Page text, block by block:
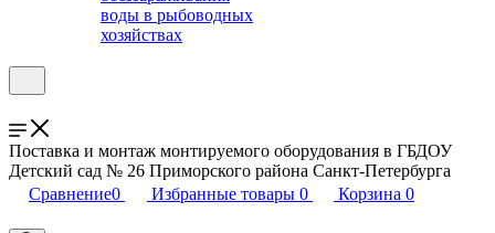
воды в рыбоводных
хозяйствах
Поставка и монтаж монтируемого оборудования в ГБДОУ
Детский сад № 26 Приморского района Санкт-Петербурга
Сравнение0 Избранные товары 0 Корзина 0